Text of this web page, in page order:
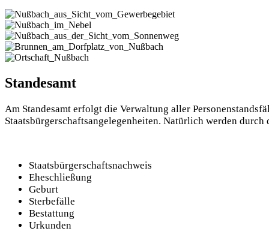
Standesamt
Am Standesamt erfolgt die Verwaltung aller
Staatsbürgerschaftsangelegenheiten. Natürlich werden
Staatsbürgerschaftsnachweis
Eheschließung
Geburt
Sterbefälle
Bestattung
Urkunden